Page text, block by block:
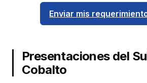
Enviar mis
Presentaciones del
Cobalto